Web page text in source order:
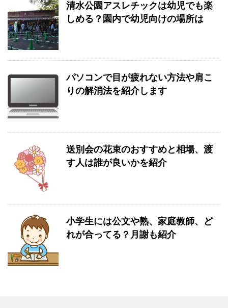
清水公園アスレチックは幼児でも楽
しめる？園内で幼児向けの場所は
パソコンで目が疲れない方法や肩こ
りの解消法を紹介します
送別会の花束のおすすめと相場、渡
す人は誰が良いかを紹介
小学生には公文や熟、家庭教師、ど
れが合ってる？月謝も紹介